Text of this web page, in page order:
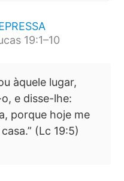
19:1–10
àquele lugar,
e disse-lhe:
porque hoje me
(Lc 19:5)